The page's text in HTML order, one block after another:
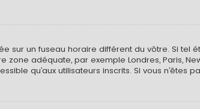
sur un fuseau horaire différent du vôtre. Si
adéquate, par exemple Londres, Paris,
qu’aux utilisateurs inscrits. Si vous n’êtes